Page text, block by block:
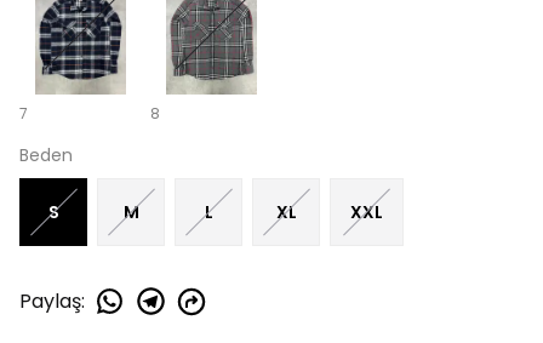
7 8
Beden
S M L XL XXL
Paylaş: